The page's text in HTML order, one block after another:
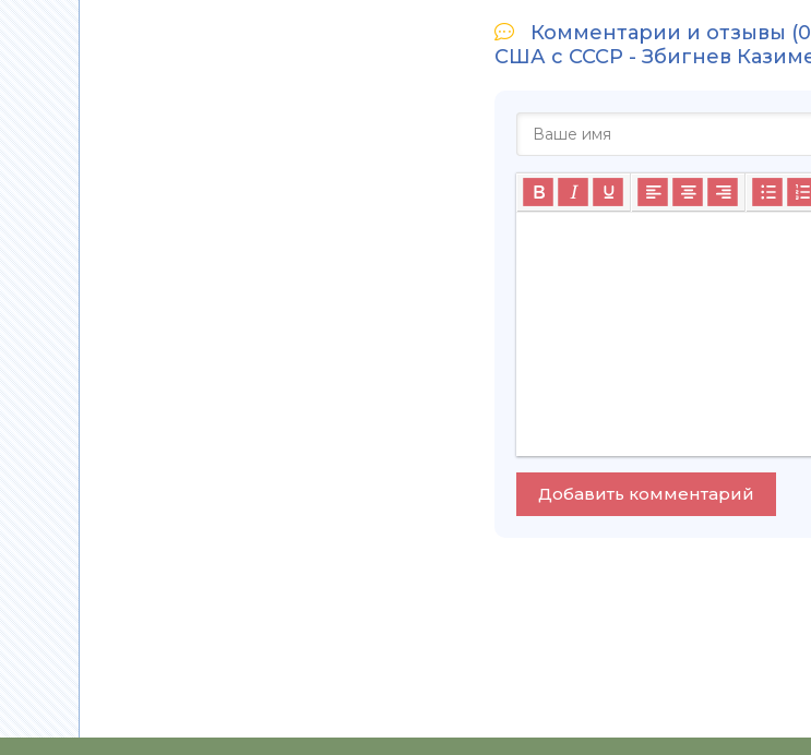
Комментарии и отзывы
США с СССР - Збигнев
Добавить комментарий